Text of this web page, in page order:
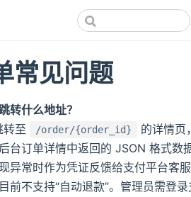
常见问题
转什么地址？
转至
/order/{order_id}
的详情页
台订单详情中返回的 JSON 格式数
异常时作为凭证反馈给支付平台客服
前不支持“自动退款”。管理员需登